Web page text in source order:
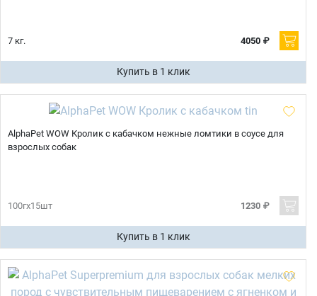
7 кг. 4050 ₽
Купить в 1 клик
AlphaPet WOW Кролик с кабачком нежные ломтики в соусе для
взрослых собак
100гх15шт 1230 ₽
Купить в 1 клик